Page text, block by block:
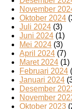
November
Oktober 2024
Juli 2024 (3)
Juni 2024 (1)
Mei 2024 (3)
April 2024 (7)
Maret 2024 (1)
Februari 2024
Januari 2024
Desember
November
Oktober 2023